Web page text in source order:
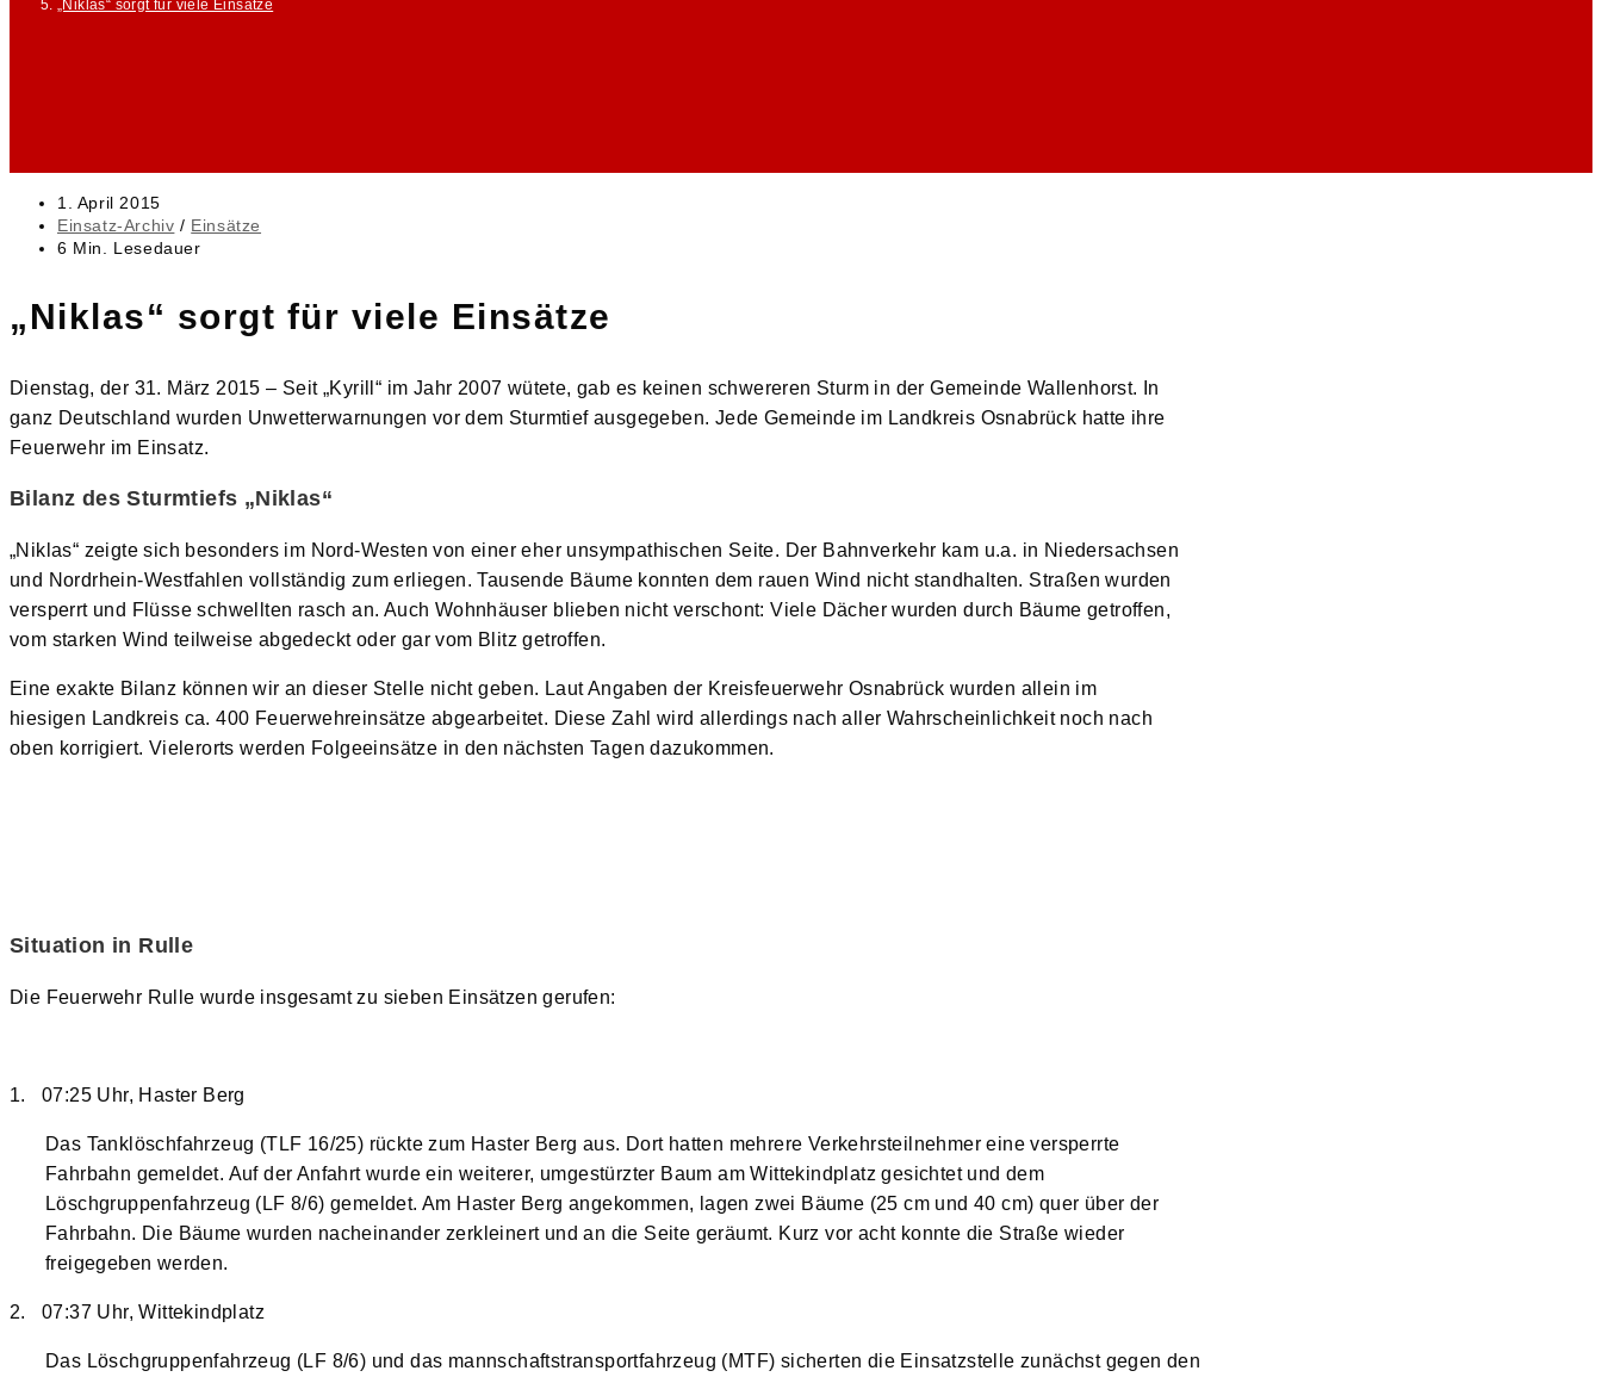
„Niklas“ sorgt für viele Einsätze
Beitrag
veröffentlicht:
1. April 2015
Beitrags-
Kategorie:
Einsatz-Archiv / Einsätze
Lesedauer:
6 Min. Lesedauer
„Niklas“ sorgt für viele Einsätze
Dienstag, der 31. März 2015 – Seit „Kyrill“ im Jahr 2007 wütete, gab es keinen schwereren Sturm in der Gemeinde Wallenhorst. In
ganz Deutschland wurden Unwetterwarnungen vor dem Sturmtief ausgegeben. Jede Gemeinde im Landkreis Osnabrück hatte ihre
Feuerwehr im Einsatz.
Bilanz des Sturmtiefs „Niklas“
„Niklas“ zeigte sich besonders im Nord-Westen von einer eher unsympathischen Seite. Der Bahnverkehr kam u.a. in Niedersachsen
und Nordrhein-Westfahlen vollständig zum erliegen. Tausende Bäume konnten dem rauen Wind nicht standhalten. Straßen wurden
versperrt und Flüsse schwellten rasch an. Auch Wohnhäuser blieben nicht verschont: Viele Dächer wurden durch Bäume getroffen,
vom starken Wind teilweise abgedeckt oder gar vom Blitz getroffen.
Eine exakte Bilanz können wir an dieser Stelle nicht geben. Laut Angaben der Kreisfeuerwehr Osnabrück wurden allein im
hiesigen Landkreis ca. 400 Feuerwehreinsätze abgearbeitet. Diese Zahl wird allerdings nach aller Wahrscheinlichkeit noch nach
oben korrigiert. Vielerorts werden Folgeeinsätze in den nächsten Tagen dazukommen.
Situation in Rulle
Die Feuerwehr Rulle wurde insgesamt zu sieben Einsätzen gerufen:
1. 07:25 Uhr, Haster Berg
Das Tanklöschfahrzeug (TLF 16/25) rückte zum Haster Berg aus. Dort hatten mehrere Verkehrsteilnehmer eine versperrte
Fahrbahn gemeldet. Auf der Anfahrt wurde ein weiterer, umgestürzter Baum am Wittekindplatz gesichtet und dem
Löschgruppenfahrzeug (LF 8/6) gemeldet. Am Haster Berg angekommen, lagen zwei Bäume (25 cm und 40 cm) quer über der
Fahrbahn. Die Bäume wurden nacheinander zerkleinert und an die Seite geräumt. Kurz vor acht konnte die Straße wieder
freigegeben werden.
2. 07:37 Uhr, Wittekindplatz
Das Löschgruppenfahrzeug (LF 8/6) und das mannschaftstransportfahrzeug (MTF) sicherten die Einsatzstelle zunächst gegen den